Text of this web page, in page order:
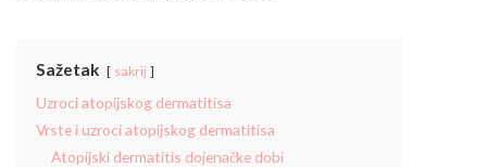
Sažetak sakrij
Uzroci atopijskog dermatitisa
Vrste i uzroci atopijskog dermatitisa
Atopijski dermatitis dojenačke dobi